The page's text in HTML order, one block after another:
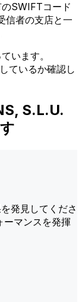
SWIFTコード
信者の支店と一
います。
ているか確認し
S.L.U.
発見してくださ
ーマンスを発揮